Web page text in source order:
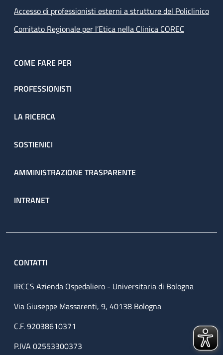
Accesso di professionisti esterni a strutture del Policlinico
Comitato Regionale per l’Etica nella Clinica COREC
COME FARE PER
PROFESSIONISTI
LA RICERCA
SOSTIENICI
AMMINISTRAZIONE TRASPARENTE
INTRANET
CONTATTI
IRCCS Azienda Ospedaliero - Universitaria di Bologna
Via Giuseppe Massarenti, 9, 40138 Bologna
C.F. 92038610371
P.IVA 02553300373